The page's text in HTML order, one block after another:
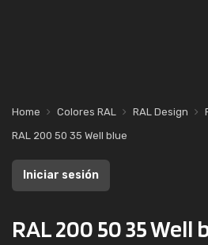
Home Colores RAL RAL Design
RAL 200 50 35 Well blue
Iniciar sesión
RAL 200 50 35 Well